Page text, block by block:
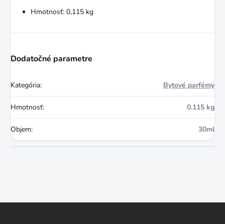
Hmotnosť: 0,115 kg
Dodatočné parametre
Kategória: Bytové parfémy
Hmotnosť: 0.115 kg
Objem: 30ml
Z